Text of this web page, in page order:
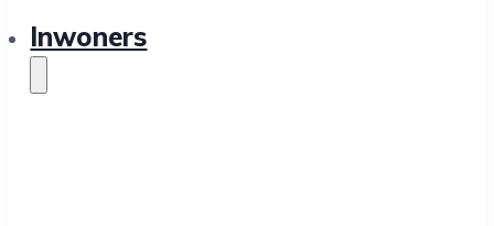
Inwoners